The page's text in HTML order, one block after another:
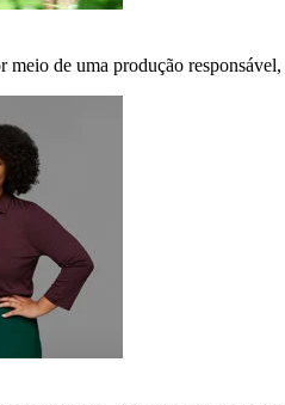
de uma produção